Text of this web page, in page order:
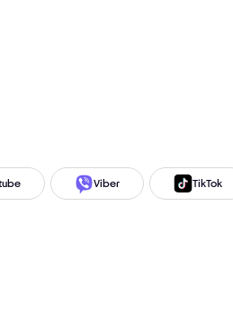
Viber TikTok